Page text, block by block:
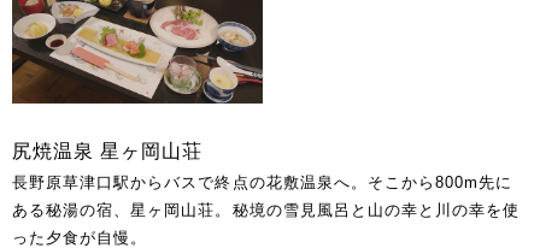
尻焼温泉 星ヶ岡山荘
長野原草津口駅からバスで終点の花敷温泉へ。そこから800m先に
ある秘湯の宿、星ヶ岡山荘。秘境の雪見風呂と山の幸と川の幸を使
った夕食が自慢。